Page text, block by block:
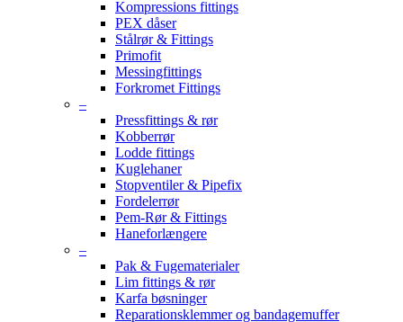
Kompressions fittings
PEX dåser
Stålrør & Fittings
Primofit
Messingfittings
Forkromet Fittings
–
Pressfittings & rør
Kobberrør
Lodde fittings
Kuglehaner
Stopventiler & Pipefix
Fordelerrør
Pem-Rør & Fittings
Haneforlængere
–
Pak & Fugematerialer
Lim fittings & rør
Karfa bøsninger
Reparationsklemmer og bandagemuffer